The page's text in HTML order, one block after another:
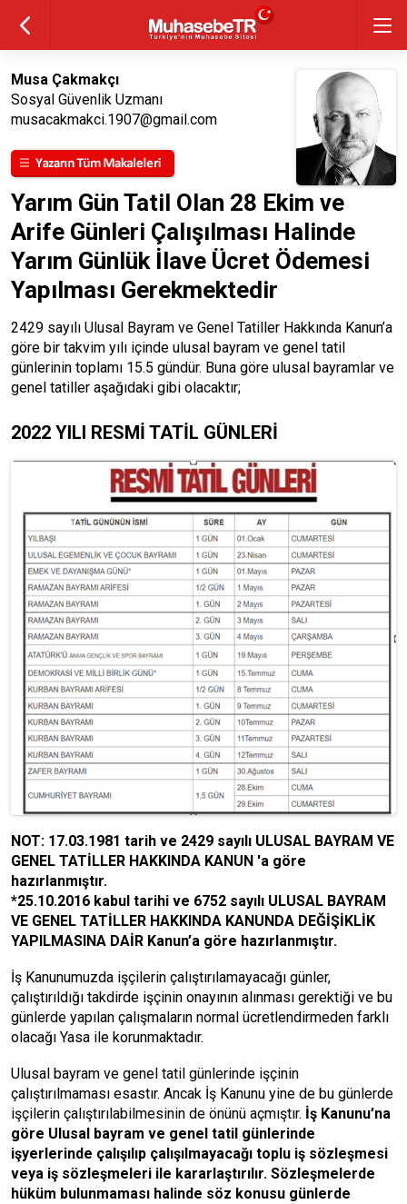
Musa Çakmakçı
Sosyal Güvenlik Uzmanı
musacakmakci.1907@gmail.com
Yarım Gün Tatil Olan 28 Ekim ve
Arife Günleri Çalışılması Halinde
Yarım Günlük İlave Ücret Ödemesi
Yapılması Gerekmektedir
2429 sayılı Ulusal Bayram ve Genel Tatiller Hakkında Kanun’a
göre bir takvim yılı içinde ulusal bayram ve genel tatil
günlerinin toplamı 15.5 gündür. Buna göre ulusal bayramlar ve
genel tatiller aşağıdaki gibi olacaktır;
2022 YILI RESMİ TATİL GÜNLERİ
NOT: 17.03.1981 tarih ve 2429 sayılı ULUSAL BAYRAM VE
GENEL TATİLLER HAKKINDA KANUN 'a göre
hazırlanmıştır.
*25.10.2016 kabul tarihi ve 6752 sayılı ULUSAL BAYRAM
VE GENEL TATİLLER HAKKINDA KANUNDA DEĞİŞİKLİK
YAPILMASINA DAİR Kanun’a göre hazırlanmıştır.
İş Kanunumuzda işçilerin çalıştırılamayacağı günler,
çalıştırıldığı takdirde işçinin onayının alınması gerektiği ve bu
günlerde yapılan çalışmaların normal ücretlendirmeden farklı
olacağı Yasa ile korunmaktadır.
Ulusal bayram ve genel tatil günlerinde işçinin
çalıştırılmaması esastır. Ancak İş Kanunu yine de bu günlerde
işçilerin çalıştırılabilmesinin de önünü açmıştır. İş Kanunu’na
göre Ulusal bayram ve genel tatil günlerinde
işyerlerinde çalışılıp çalışılmayacağı toplu iş sözleşmesi
veya iş sözleşmeleri ile kararlaştırılır. Sözleşmelerde
hüküm bulunmaması halinde söz konusu günlerde